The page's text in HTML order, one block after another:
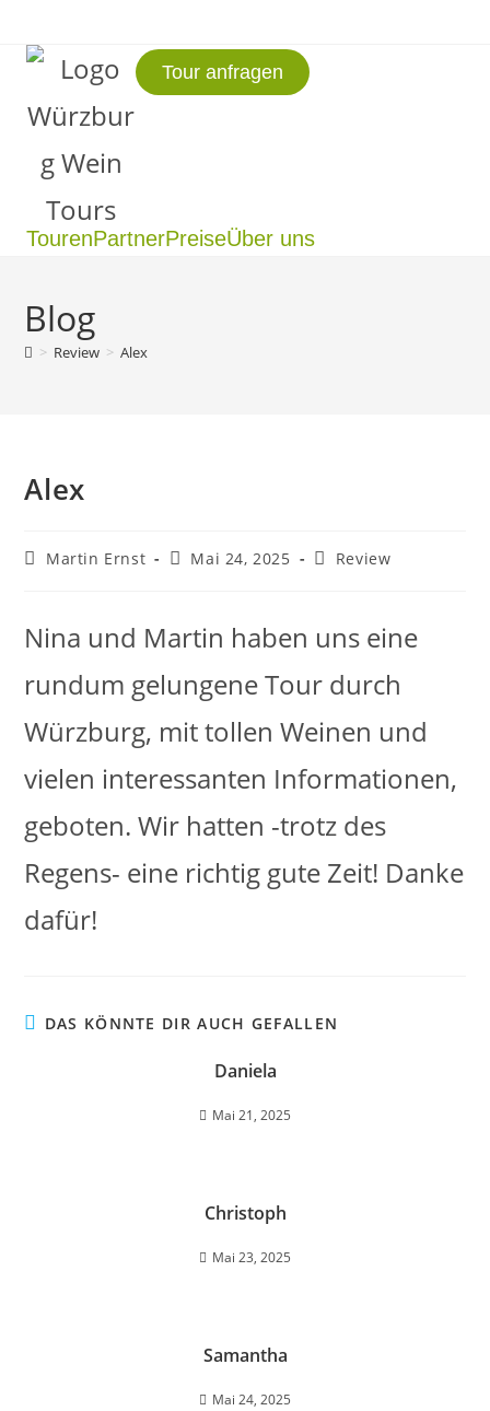
Tour anfragen
TourenPartnerPreiseÜber uns
Blog
> Review > Alex
Alex
Martin Ernst Mai 24, 2025 Review
Nina und Martin haben uns eine
rundum gelungene Tour durch
Würzburg, mit tollen Weinen und
vielen interessanten Informationen,
geboten. Wir hatten -trotz des
Regens- eine richtig gute Zeit! Danke
dafür!
DAS KÖNNTE DIR AUCH GEFALLEN
Daniela
Mai 21, 2025
Christoph
Mai 23, 2025
Samantha
Mai 24, 2025